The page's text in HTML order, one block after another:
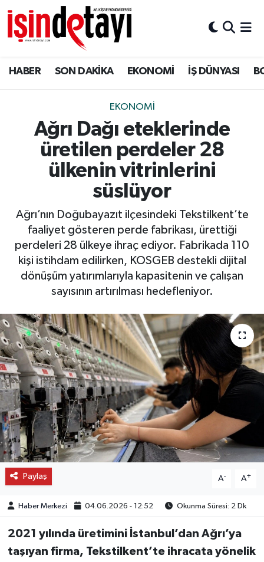
HABER SON DAKİKA EKONOMİ İŞ DÜNYASI
EKONOMİ
Ağrı Dağı eteklerinde
üretilen perdeler 28
ülkenin vitrinlerini
süslüyor
Ağrı’nın Doğubayazıt ilçesindeki Tekstilkent’te
faaliyet gösteren perde fabrikası, ürettiği
perdeleri 28 ülkeye ihraç ediyor. Fabrikada 110
kişi istihdam edilirken, KOSGEB destekli dijital
dönüşüm yatırımlarıyla kapasitenin ve çalışan
sayısının artırılması hedefleniyor.
Paylaş A- A+
Haber Merkezi 04.06.2026 - 12:52 Okunma Süresi: 2 Dk
2021 yılında üretimini İstanbul’dan Ağrı’ya
taşıyan firma, Tekstilkent’te ihracata yönelik
DÜNYA
Eğitim
ENERJİ HABERİ
GAYRİMENKUL
LOJİSTİK
MAGAZİN
OTO DETAY
SAĞLIK
SON DAKİKA
SPOR
FİNANS
Nöbetçi Eczaneler
Hava Durumu
İstanbul Namaz Vakitleri
Trafik Durumu
Süper Lig Puan Durumu ve Fikstür
Tüm Manşetler
Son Dakika Haberleri
Haber Arşivi